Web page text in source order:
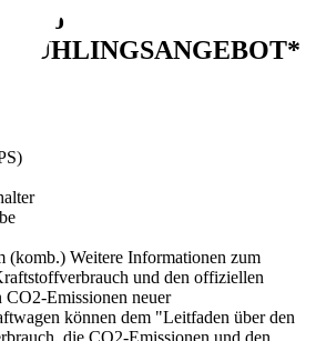
Polo
(komb.) Weitere Informationen zum
und den offiziellen
CO2-Emissionen neuer
können dem "Leitfaden über den